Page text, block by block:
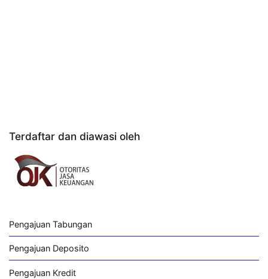
Terdaftar dan diawasi oleh
Pengajuan Tabungan
Pengajuan Deposito
Pengajuan Kredit